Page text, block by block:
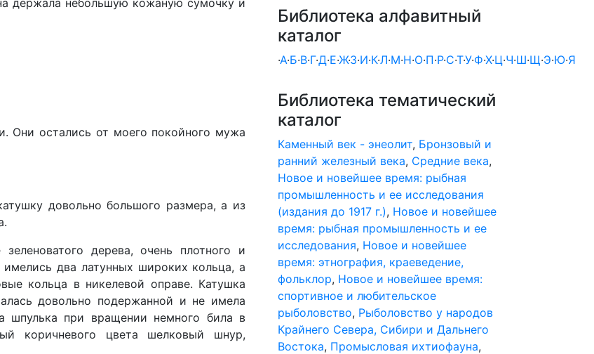
держала небольшую кожаную сумочку и
Они остались от моего покойного мужа
довольно большого размера, а из
дерева, очень плотного и
два латунных широких кольца, а
кольца в никелевой оправе. Катушка
довольно подержанной и не имела
шпулька при вращении немного била в
коричневого цвета шелковый шнур,
Библиотека алфавитный
каталог
·А·Б·В·Г·Д·Е·Ж·З·И·К·Л·М·Н·О·П·Р·С·Т·У·Ф·Х·Ц·Ч·Ш·Щ·Э·Ю·Я
Библиотека тематический
каталог
Каменный век - энеолит, Бронзовый и
ранний железный века, Средние века,
Новое и новейшее время: рыбная
промышленность и ее исследования
(издания до 1917 г.), Новое и новейшее
время: рыбная промышленность и ее
исследования, Новое и новейшее
время: этнография, краеведение,
фольклор, Новое и новейшее время:
спортивное и любительское
рыболовство, Рыболовство у народов
Крайнего Севера, Сибири и Дальнего
Востока, Промысловая ихтиофауна,